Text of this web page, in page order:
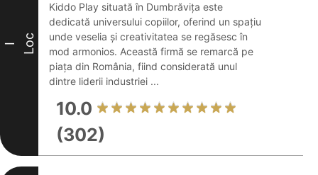
I Loc
Kiddo Play situată în Dumbrăvița este
dedicată universului copiilor, oferind un spațiu
unde veselia şi creativitatea se regăsesc în
mod armonios. Această firmă se remarcă pe
piața din România, fiind considerată unul
dintre liderii industriei ...
10.0
(302)